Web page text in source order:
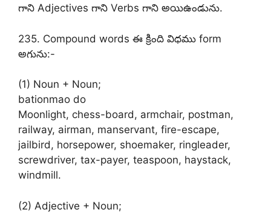
గాని Adjectives గాని Verbs గాని అయిఉండును.
235. Compound words ఈ క్రింది విధము form
అగును:-
(1) Noun + Noun;
bationmao do
Moonlight, chess-board, armchair, postman,
railway, airman, manservant, fire-escape,
jailbird, horsepower, shoemaker, ringleader,
screwdriver, tax-payer, teaspoon, haystack,
windmill.
(2) Adjective + Noun;